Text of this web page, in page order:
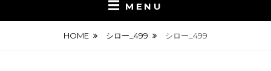
MENU
HOME シロー_499 シロー_499